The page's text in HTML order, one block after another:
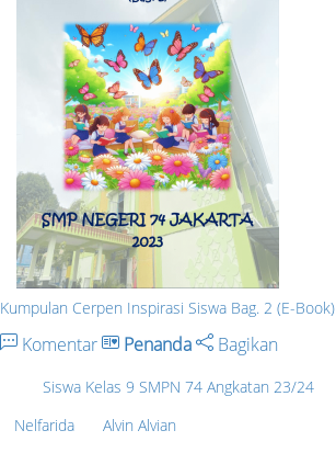
Kumpulan Cerpen Inspirasi Siswa Bag. 2 (E-Book)
Komentar Penanda Bagikan
Siswa Kelas 9 SMPN 74 Angkatan 23/24
Nelfarida
Alvin Alvian